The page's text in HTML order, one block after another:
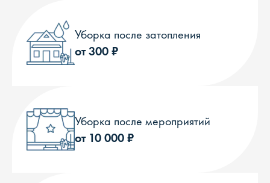
Уборка после затопления
от 300 ₽
Уборка после мероприятий
от 10 000 ₽